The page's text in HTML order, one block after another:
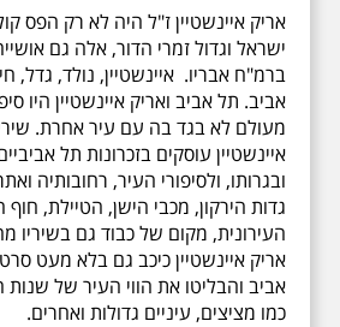
אריק איינשטיין ז"ל היה לא רק הפס
ישראל וגדול זמרי הדור, אלה גם
ברמ"ח אבריו. איינשטיין, נולד, גדל,
אביב. תל אביב ואריק איינשטיין היו
מעולם לא בגד בה עם עיר אחרת.
איינשטיין עוסקים בזכרונות תל
ובגרותו, ולסיפורי העיר, רחובותיה
גדות הירקון, מכבי הישן, הטיילת,
העירונית, מקום של כבוד גם בשיריו
אריק איינשטיין כיכב גם בלא מעט
אביב והבליטו את הווי העיר של
כמו מציצים, עיניים גדולות ואחרים.